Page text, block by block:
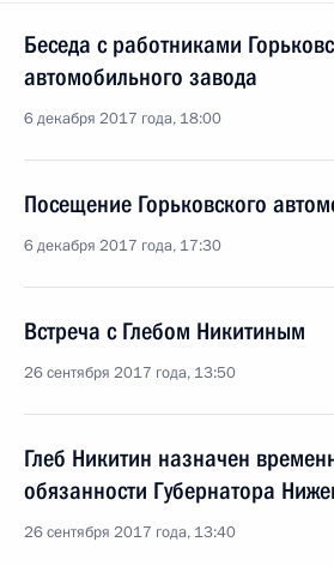
Беседа с работниками
автомобильного завода
6 декабря 2017 года, 18:00
Посещение Горьковского
6 декабря 2017 года, 17:30
Встреча с Глебом Никитиным
26 сентября 2017 года, 13:50
Глеб Никитин назначен
обязанности Губернатора
26 сентября 2017 года, 13:40